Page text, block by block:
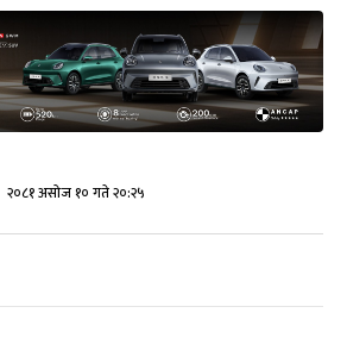
२०८१ असोज १० गते २०:२५